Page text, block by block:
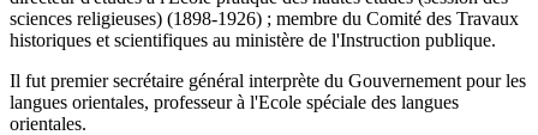
sciences religieuses) (1898-1926) ; membre du Comité des Travaux
historiques et scientifiques au ministère de l'Instruction publique.
Il fut premier secrétaire général interprète du Gouvernement pour les
langues orientales, professeur à l'Ecole spéciale des langues
orientales.